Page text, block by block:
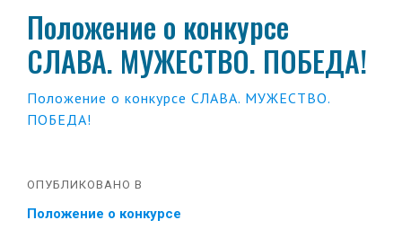
Положение о конкурсе
СЛАВА. МУЖЕСТВО. ПОБЕДА!
Положение о конкурсе СЛАВА. МУЖЕСТВО.
ПОБЕДА!
ОПУБЛИКОВАНО В
Положение о конкурсе